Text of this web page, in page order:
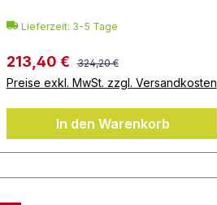
Lieferzeit: 3-5 Tage
213,40 € 324,20 €
Preise exkl. MwSt. zzgl. Versandkosten
In den Warenkorb